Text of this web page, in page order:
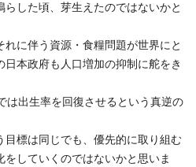
した頃、芽生えたのではないかと
に伴う資源・食糧問題が世界にと
本政府も人口増加の抑制に舵をき
は出生率を回復させるという真逆の
標は同じでも、優先的に取り組む
していくのではないかと思いま